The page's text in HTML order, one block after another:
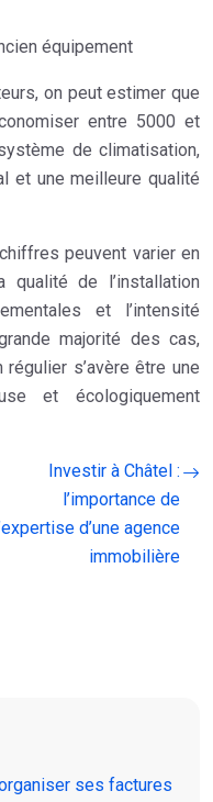
équipement
on peut estimer que
entre 5000 et
de climatisation,
et une meilleure qualité
peuvent varier en
de l’installation
et l’intensité
majorité des cas,
s’avère être une
et écologiquement
Investir à Châtel :
l’importance de
d’une agence
immobilière
ses factures